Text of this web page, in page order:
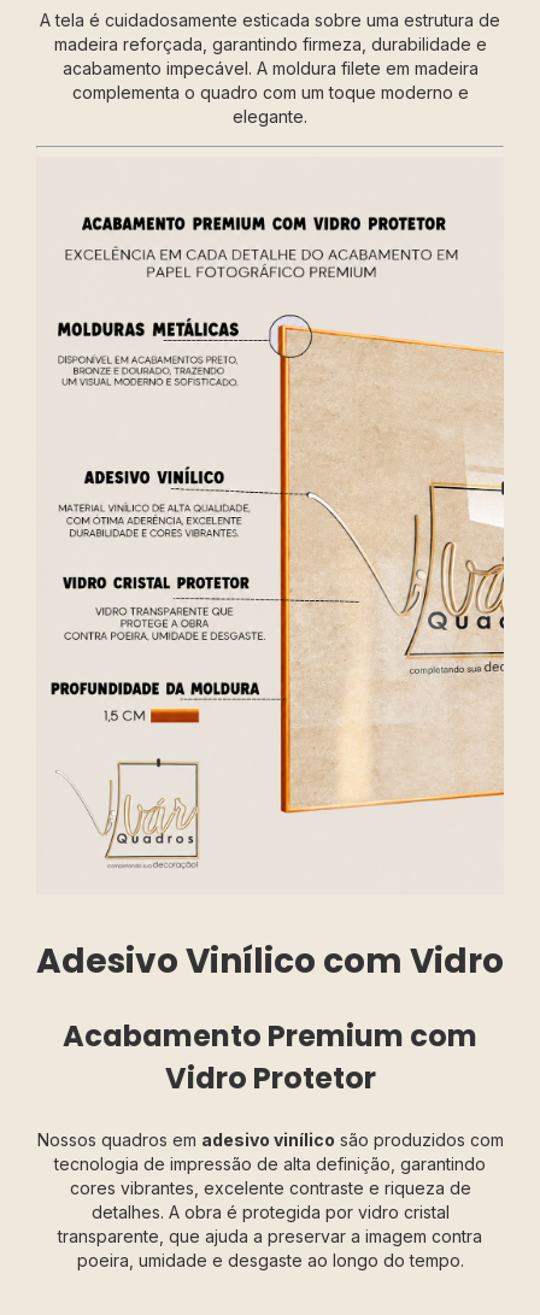
A tela é cuidadosamente esticada sobre uma estrutura de
madeira reforçada, garantindo firmeza, durabilidade e
acabamento impecável. A moldura filete em madeira
complementa o quadro com um toque moderno e
elegante.
Adesivo Vinílico com Vidro
Acabamento Premium com
Vidro Protetor
Nossos quadros em adesivo vinílico são produzidos com
tecnologia de impressão de alta definição, garantindo
cores vibrantes, excelente contraste e riqueza de
detalhes. A obra é protegida por vidro cristal
transparente, que ajuda a preservar a imagem contra
poeira, umidade e desgaste ao longo do tempo.